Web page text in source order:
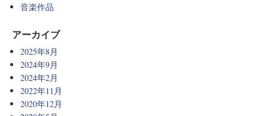
音楽作品
アーカイブ
2025年8月
2024年9月
2024年2月
2022年11月
2020年12月